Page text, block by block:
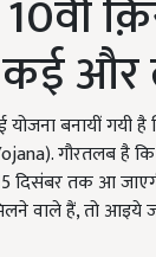
और
बनायीं गयी
गौरतलब है
दिसंबर तक आ
वाले हैं, तो आइये